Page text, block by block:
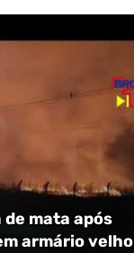
mata após
armário velho